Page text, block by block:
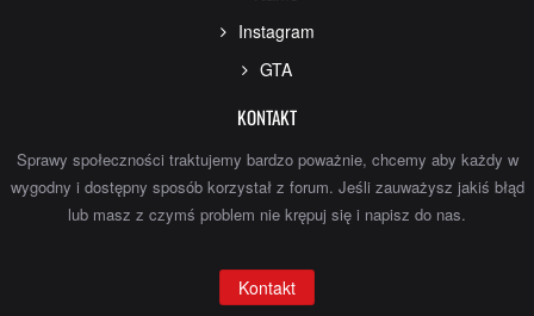
Instagram
GTA
KONTAKT
Sprawy społeczności traktujemy bardzo poważnie, chcemy aby każdy w
wygodny i dostępny sposób korzystał z forum. Jeśli zauważysz jakiś błąd
lub masz z czymś problem nie krępuj się i napisz do nas.
Kontakt